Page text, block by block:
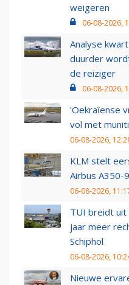
weigeren
06-08-2026,
Analyse
duurder
de reiziger
06-08-2026,
'Oekraïense
vol met
06-08-2026,
KLM stelt
Airbus A350-
06-08-2026,
TUI breidt uit
jaar meer
Schiphol
06-08-2026,
Nieuwe